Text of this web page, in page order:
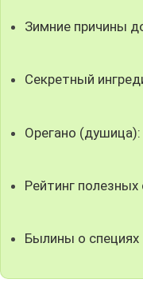
Зимние причины
Секретный
Орегано (душица):
Рейтинг полезных
Былины о специях